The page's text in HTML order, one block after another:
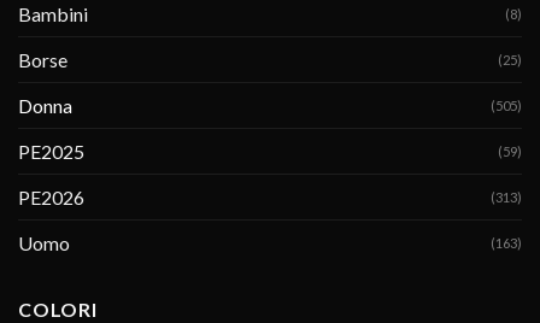
Bambini (8)
Borse (25)
Donna (505)
PE2025 (59)
PE2026 (313)
Uomo (163)
COLORI